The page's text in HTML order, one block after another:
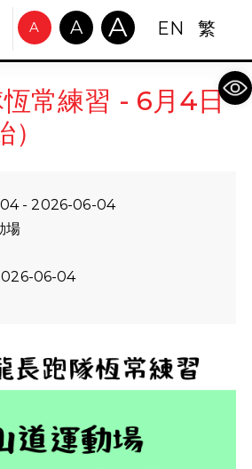
A A A EN 繁
常練習 - 6月4日
- 2026-06-04
場
06-04